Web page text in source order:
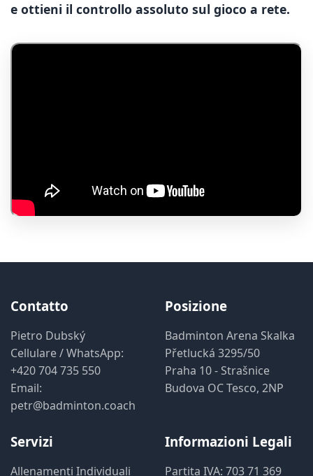
e ottieni il controllo assoluto sul gioco a rete.
Contatto
Pietro Dubský
Cellulare / WhatsApp:
+420 704 735 550
Email:
petr@badminton.coach
Posizione
Badminton Arena Skalka
Přetlucká 3295/50
Praha 10 - Strašnice
Budova OC Tesco, 2NP
Servizi
Allenamenti Individuali
Informazioni Legali
Partita IVA: 703 71 369